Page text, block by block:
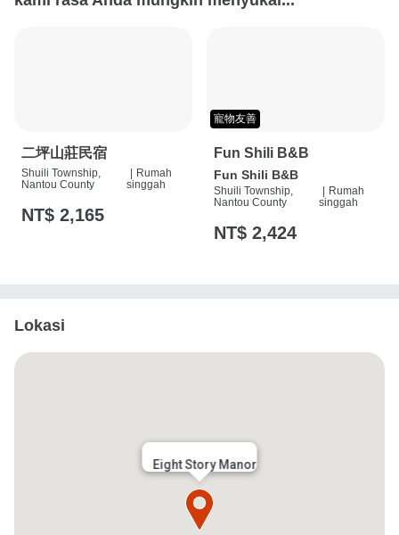
二坪山莊民宿
Shuili Township,
Nantou County
Rumah
singgah
NT$ 2,165
寵物友善
Fun Shili B&B
Fun Shili B&B
Shuili Township,
Nantou County
Rumah
singgah
NT$ 2,424
Lokasi
Eight Story Manor